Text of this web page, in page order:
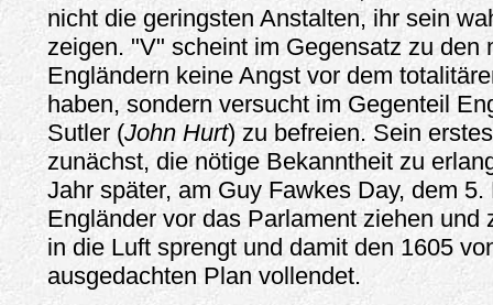
nicht die geringsten Anstalten, ihr sein
zeigen. "V" scheint im Gegensatz zu den
Engländern keine Angst vor dem
haben, sondern versucht im Gegenteil
Sutler (John Hurt) zu befreien. Sein
zunächst, die nötige Bekanntheit zu
Jahr später, am Guy Fawkes Day, dem 5.
Engländer vor das Parlament ziehen und
in die Luft sprengt und damit den 1605
ausgedachten Plan vollendet.